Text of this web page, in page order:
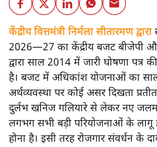
केंद्रीय वित्तमंत्री निर्मला सीतारमण द्वारा
2026—27 का केंद्रीय बजट बीजेपी और
द्वारा साल 2014 में जारी घोषणा पत्र
है। बजट में अधिकांश योजनाओं का
अर्थव्यवस्था पर कोई असर दिखता
दुर्लभ खनिज गलियारे से लेकर नए
लगभग सभी बड़ी परियोजनाओं के लागू
होना है। इसी तरह रोजगार संवर्धन के